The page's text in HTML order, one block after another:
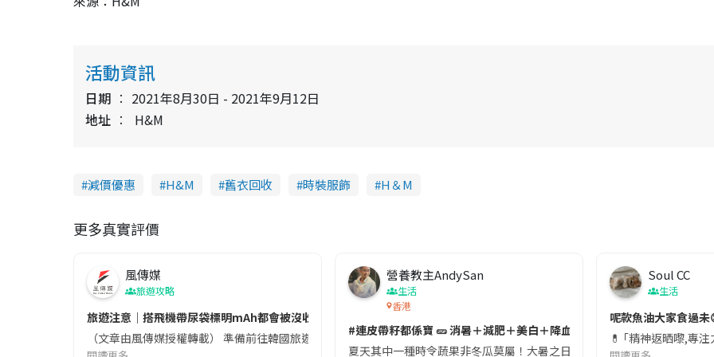
活動資訊
日期
2021年8月30日 - 2021年9月12日
地址
H&M
減價優惠 H&M 舊衣回收 時裝服飾 H＆M
更多真實評價
風傳媒
旅遊攻略
旅遊注意｜搭飛機帶尿袋標明mAh都會被沒收😱出發前切記檢查「1標示」🚨
（文章由風傳媒授權轉載） 準備前往韓國旅遊的民眾，近期要特別留意隨身行李中的行動電源。一名旅客日前在機場安檢
營養教主AndySan
生活
香港
#連皮帶籽都係寶 🥒 消暑＋減肥＋美白＋降血脂
夏天其中一種時令蔬果非冬瓜莫屬！大暑之日，點都要飲碗冬瓜湯消暑
Soul CC
生活
呢款魚油大家食過未
💊 ｢精神返晒嚟,專